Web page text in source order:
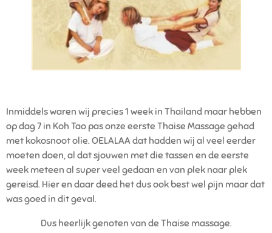
Inmiddels waren wij precies 1 week in Thailand maar hebben
op dag 7 in Koh Tao pas onze eerste Thaise Massage gehad
met kokosnoot olie. OELALAA dat hadden wij al veel eerder
moeten doen, al dat sjouwen met die tassen en de eerste
week meteen al super veel gedaan en van plek naar plek
gereisd. Hier en daar deed het dus ook best wel pijn maar dat
was goed in dit geval.
Dus heerlijk genoten van de Thaise massage.